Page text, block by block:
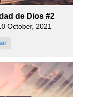
de Dios #2
October, 2021